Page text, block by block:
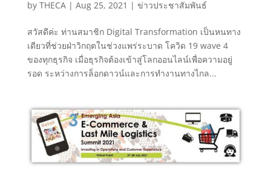
by THECA| Aug 25, 2021 | ข่าวประชาสัมพันธ์
สวัสดีค่ะ ท่านสมาชิก Digital Transformation เป็นหนทาง
เดียวที่ช่วยฝ่าวิกฤตในช่วงแพร่ระบาด โควิด 19 wave 4
ของทุกธุรกิจ เมื่อธุรกิจต้องเข้าสู่โลกออนไลน์เพื่อความอยู่
รอด ระหว่างการล็อกดาวน์และการทำงานทางไกล...